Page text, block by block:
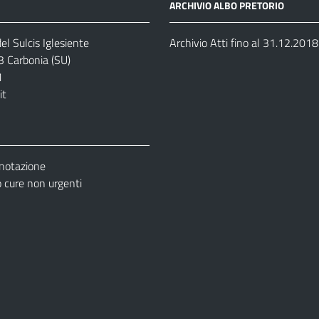
Sulcis Iglesiente
(SU)
non urgenti
ARCHIVIO ALBO PRETORIO
Archivio Atti fino al 31.12.2018